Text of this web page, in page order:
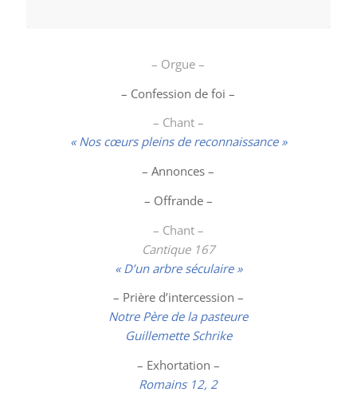
– Orgue –
– Confession de foi –
– Chant –
« Nos cœurs pleins de reconnaissance »
– Annonces –
– Offrande –
– Chant –
Cantique 167
« D’un arbre séculaire »
– Prière d’intercession –
Notre Père de la pasteure
Guillemette Schrike
– Exhortation –
Romains 12, 2